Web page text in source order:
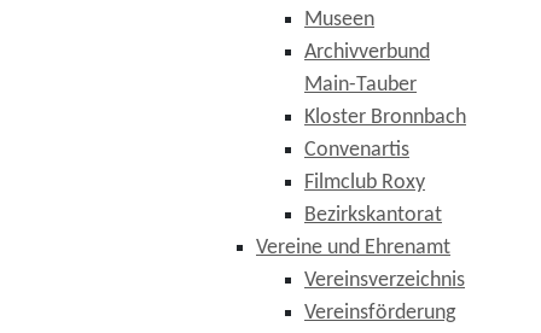
Museen
Archivverbund
Main-Tauber
Kloster Bronnbach
Convenartis
Filmclub Roxy
Bezirkskantorat
Vereine und Ehrenamt
Vereinsverzeichnis
Vereinsförderung